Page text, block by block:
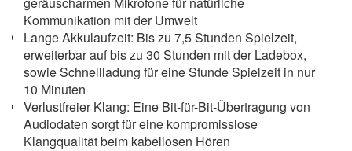
Kommunikation mit der Umwelt
Lange Akkulaufzeit: Bis zu 7,5 Stunden Spielzeit,
erweiterbar auf bis zu 30 Stunden mit der Ladebox,
sowie Schnellladung für eine Stunde Spielzeit in nur
10 Minuten
Verlustfreier Klang: Eine Bit-für-Bit-Übertragung von
Audiodaten sorgt für eine kompromisslose
Klangqualität beim kabellosen Hören